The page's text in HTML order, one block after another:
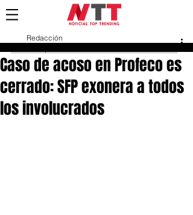
Caso de acoso en Profeco es
cerrado: SFP exonera a todos
los involucrados
Redacción